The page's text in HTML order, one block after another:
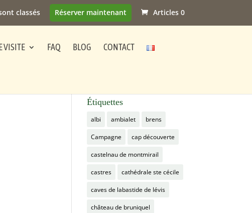
classés Réserver maintenant Articles 0
VISITE FAQ BLOG CONTACT
Étiquettes
albi ambialet brens
Campagne cap découverte
castelnau de montmirail
castres cathédrale ste cécile
caves de labastide de lévis
château de bruniquel